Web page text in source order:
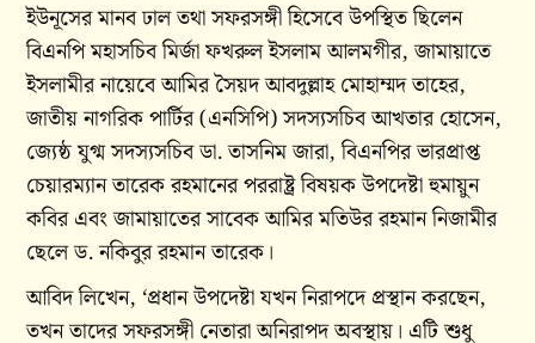
ইউনূসের মানব ঢাল তথা সফরসঙ্গী হিসেবে উপস্থিত ছিলেন
বিএনপি মহাসচিব মির্জা ফখরুল ইসলাম আলমগীর, জামায়াতে
ইসলামীর নায়েবে আমির সৈয়দ আবদুল্লাহ মোহাম্মদ তাহের,
জাতীয় নাগরিক পার্টির (এনসিপি) সদস্যসচিব আখতার হোসেন,
জ্যেষ্ঠ যুগ্ম সদস্যসচিব ডা. তাসনিম জারা, বিএনপির ভারপ্রাপ্ত
চেয়ারম্যান তারেক রহমানের পররাষ্ট্র বিষয়ক উপদেষ্টা হুমায়ুন
কবির এবং জামায়াতের সাবেক আমির মতিউর রহমান নিজামীর
ছেলে ড. নকিবুর রহমান তারেক।
আবিদ লিখেন, ‘প্রধান উপদেষ্টা যখন নিরাপদে প্রস্থান করছেন,
তখন তাদের সফরসঙ্গী নেতারা অনিরাপদ অবস্থায়। এটি শুধু